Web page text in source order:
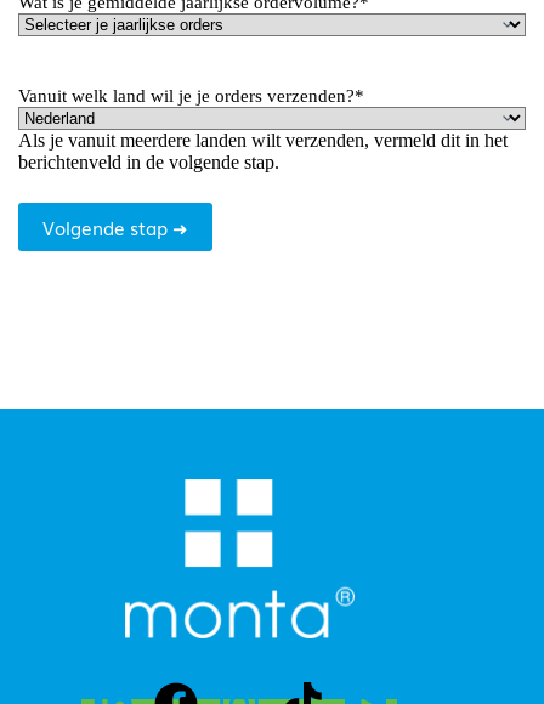
Vanuit welk land wil je je orders verzenden?*
Als je vanuit meerdere landen wilt verzenden, vermeld dit in het
berichtenveld in de volgende stap.